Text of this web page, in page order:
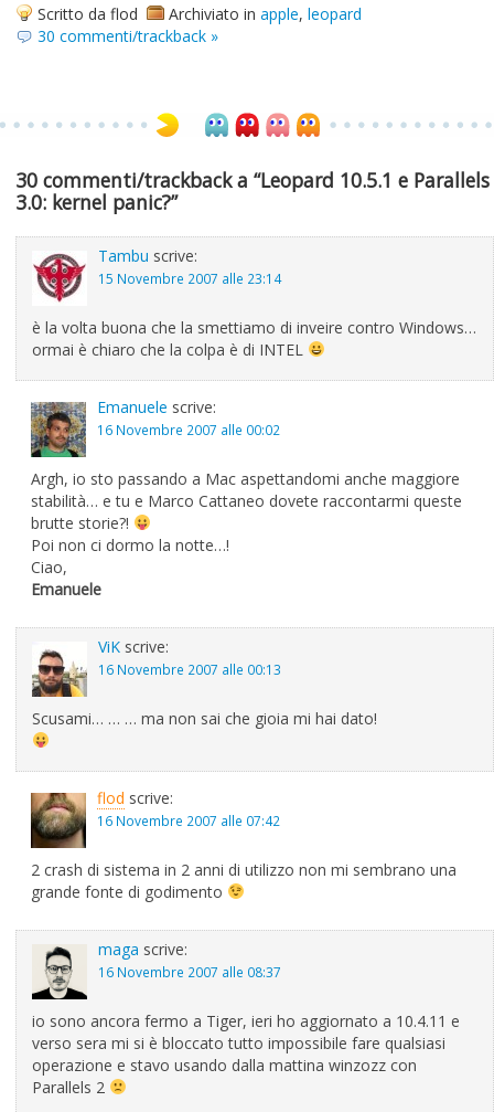
Scritto da flod
Archiviato in apple, leopard
30 commenti/trackback »
30 commenti/trackback a “Leopard 10.5.1 e Parallels
3.0: kernel panic?”
Tambu scrive:
15 Novembre 2007 alle 23:14
è la volta buona che la smettiamo di inveire contro Windows…
ormai è chiaro che la colpa è di INTEL
Emanuele scrive:
16 Novembre 2007 alle 00:02
Argh, io sto passando a Mac aspettandomi anche maggiore
stabilità… e tu e Marco Cattaneo dovete raccontarmi queste
brutte storie?!
Poi non ci dormo la notte…!
Ciao,
Emanuele
ViK scrive:
16 Novembre 2007 alle 00:13
Scusami… … … ma non sai che gioia mi hai dato!
flod scrive:
16 Novembre 2007 alle 07:42
2 crash di sistema in 2 anni di utilizzo non mi sembrano una
grande fonte di godimento
maga scrive:
16 Novembre 2007 alle 08:37
io sono ancora fermo a Tiger, ieri ho aggiornato a 10.4.11 e
verso sera mi si è bloccato tutto impossibile fare qualsiasi
operazione e stavo usando dalla mattina winzozz con
Parallels 2